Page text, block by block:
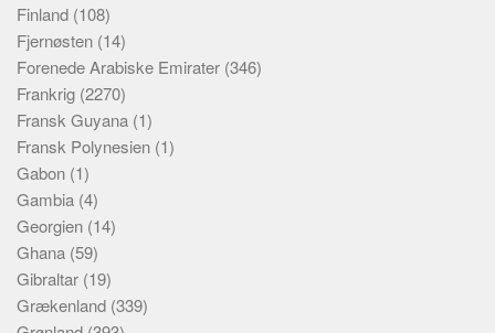
Finland (108)
Fjernøsten (14)
Forenede Arabiske Emirater (346)
Frankrig (2270)
Fransk Guyana (1)
Fransk Polynesien (1)
Gabon (1)
Gambia (4)
Georgien (14)
Ghana (59)
Gibraltar (19)
Grækenland (339)